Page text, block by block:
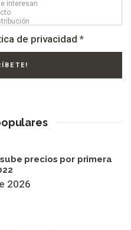
de privacidad *
precios por primera
2026